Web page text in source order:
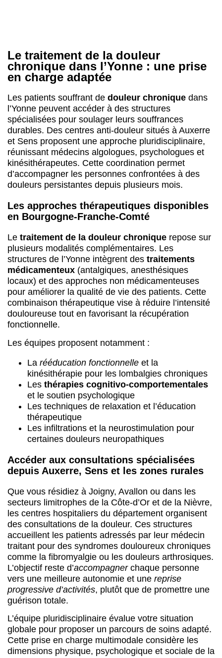
et Sens proposent une approche pluridisciplinaire,
réunissant médecins algologues, psychologues et
kinésithérapeutes. Cette coordination permet
douleurs persistantes depuis plusieurs mois.
Les approches thérapeutiques disponibles
en Bourgogne-Franche-Comté
Letraitement de la douleur chroniquerepose sur
plusieurs modalités complémentaires. Les
structures de l’Yonne intègrent destraitements
médicamenteux(antalgiques, anesthésiques
pour améliorer la qualité de vie des patients. Cette
combinaison thérapeutique vise à réduire l’intensité
fonctionnelle.
Les équipes proposent notamment :
Larééducation fonctionnelleet la
kinésithérapie pour les lombalgies chroniques
Lesthérapies cognitivo-comportementales
et le soutien psychologique
Les techniques de relaxation et l’éducation
Les infiltrations et la neurostimulation pour
Accéder aux consultations spécialisées
depuis Auxerre, Sens et les zones rurales
Que vous résidiez à Joigny, Avallon ou dans les
secteurs limitrophes de la Côte-d’Or et de la Nièvre,
les centres hospitaliers du département organisent
des consultations de la douleur. Ces structures
traitant pour des syndromes douloureux chroniques
comme la fibromyalgie ou les douleurs arthrosiques.
vers une meilleure autonomie et unereprise
progressive d’activités, plutôt que de promettre une
guérison totale.
L’équipe pluridisciplinaire évalue votre situation
globale pour proposer un parcours de soins adapté.
Cette prise en charge multimodale considère les
dimensions physique, psychologique et sociale de la
douleur chronique, permettant un soulagement
durable et une amélioration concrète du quotidien.
Abbeville
Abbeville
Ain 1 centre